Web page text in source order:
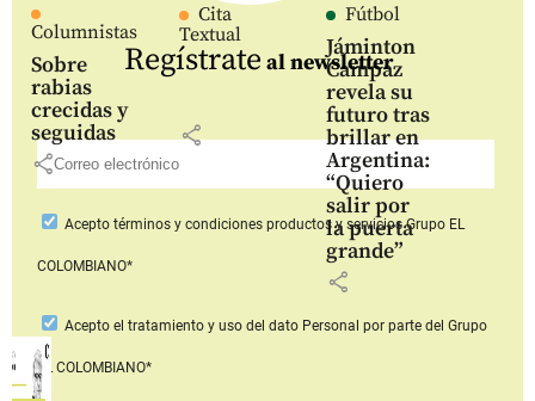
Columnistas
Sobre
rabias
crecidas y
seguidas
share
Cita
Textual
share
Fútbol
Jáminton
Campaz
revela su
futuro tras
brillar en
Argentina:
“Quiero
salir por
la puerta
grande”
share
Regístrate al newsletter
Aceptotérminos y condiciones productos y serviciosGrupo EL
COLOMBIANO*
Acepto el tratamiento y uso del dato Personal por parte del Grupo
EL COLOMBIANO*